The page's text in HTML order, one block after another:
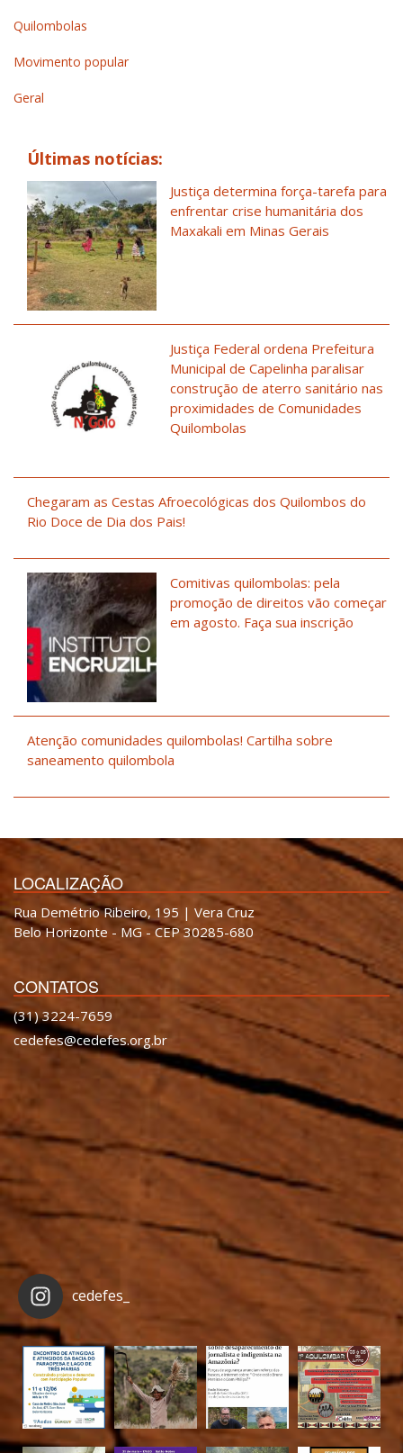
Quilombolas
Movimento popular
Geral
Últimas notícias:
Justiça determina força-tarefa para
enfrentar crise humanitária dos
Maxakali em Minas Gerais
Justiça Federal ordena Prefeitura
Municipal de Capelinha paralisar
construção de aterro sanitário nas
proximidades de Comunidades
Quilombolas
Chegaram as Cestas Afroecológicas dos Quilombos do
Rio Doce de Dia dos Pais!
Comitivas quilombolas: pela
promoção de direitos vão começar
em agosto. Faça sua inscrição
Atenção comunidades quilombolas! Cartilha sobre
saneamento quilombola
LOCALIZAÇÃO
Rua Demétrio Ribeiro, 195 | Vera Cruz
Belo Horizonte - MG - CEP 30285-680
CONTATOS
(31) 3224-7659
cedefes@cedefes.org.br
cedefes_